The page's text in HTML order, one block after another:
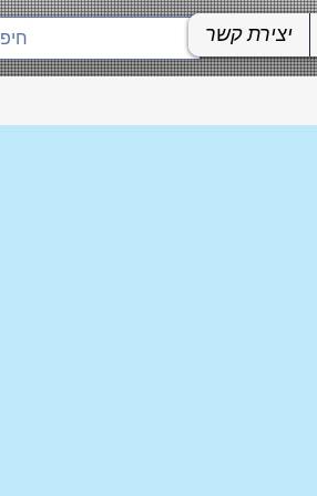
יצירת קשר